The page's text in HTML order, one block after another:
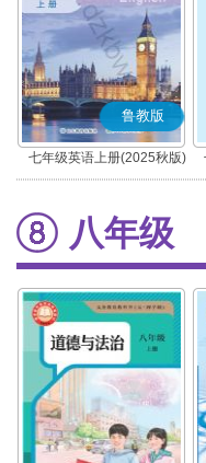
鲁教版
七年级英语上册(2025秋版)
八年级